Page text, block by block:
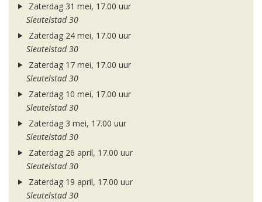
Zaterdag 31 mei, 17.00 uur
Sleutelstad 30
Zaterdag 24 mei, 17.00 uur
Sleutelstad 30
Zaterdag 17 mei, 17.00 uur
Sleutelstad 30
Zaterdag 10 mei, 17.00 uur
Sleutelstad 30
Zaterdag 3 mei, 17.00 uur
Sleutelstad 30
Zaterdag 26 april, 17.00 uur
Sleutelstad 30
Zaterdag 19 april, 17.00 uur
Sleutelstad 30